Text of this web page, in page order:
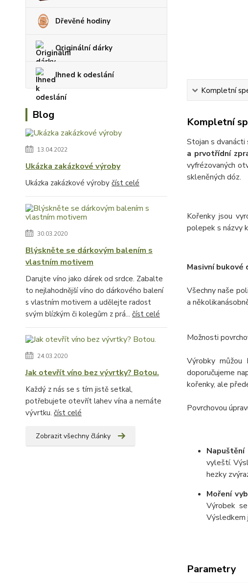
Dřevěné hodiny
Originální dárky
Ihned k odeslání
Blog
13.04.2022
Ukázka zakázkové výroby
Ukázka zakázkové výroby číst celé
30.03.2020
Blýskněte se dárkovým balením s
vlastním motivem
Darujte víno jako dárek od srdce. Zabalte
to nejlahodnější víno do dárkového balení
s vlastním motivem a udělejte radost
svým blízkým či kolegům z prá... číst celé
24.03.2020
Jak otevřít víno bez vývrtky? Botou.
Každý z nás se s tím jistě setkal,
potřebujete otevřít lahev vína a nemáte
vývrtku. číst celé
Zobrazit všechny články
Kompletní
Kompletní
Stojan s dvanácti
a prvotřídní
vyfrézovaných
skleněných dóz.
Kořenky jsou
polepek s názvy
Masivní bukové
Všechny naše
a
Možnosti
Výrobky můžou
doporučujeme
kořenky, ale
Povrchovou
vyleští.
hezky
Moření
Výrobek
Výsledkem
Parametry